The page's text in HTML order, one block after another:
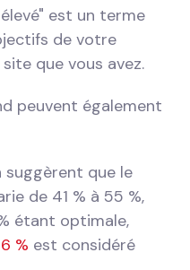
est un terme
de votre
que vous avez.
peuvent également
suggèrent que le
de 41 % à 55 %,
étant optimale,
% est considéré